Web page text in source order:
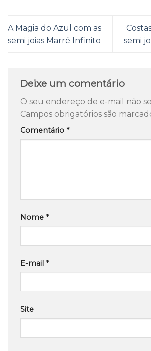
A Magia do Azul com as
semi joias Marré Infinito
semi
Deixe um comentário
O seu endereço de e-mail não
Campos obrigatórios são
Comentário *
Nome *
E-mail *
Site